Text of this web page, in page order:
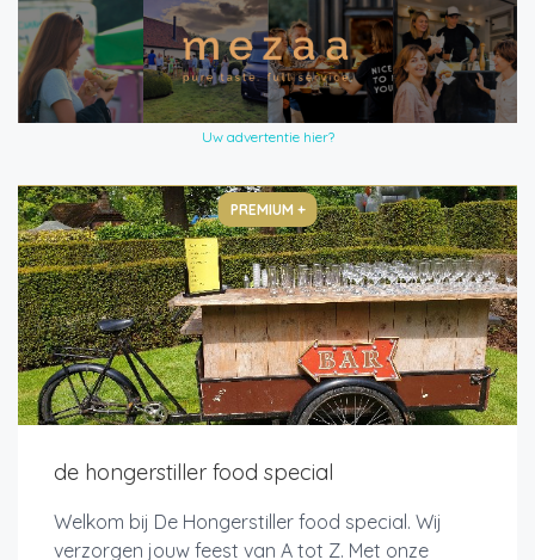
Uw advertentie hier?
PREMIUM +
de hongerstiller food special
Welkom bij De Hongerstiller food special. Wij
verzorgen jouw feest van A tot Z. Met onze